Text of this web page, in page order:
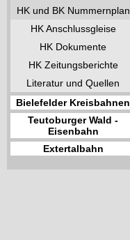
HK und BK Nummernplan
HK Anschlussgleise
HK Dokumente
HK Zeitungsberichte
Literatur und Quellen
Bielefelder Kreisbahnen
Teutoburger Wald -
Eisenbahn
Extertalbahn